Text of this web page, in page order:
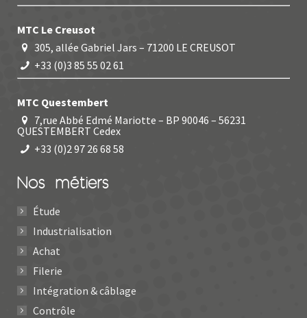
MTC Le Creusot
305, allée Gabriel Jars – 71200 LE CREUSOT
+33 (0)3 85 55 02 61
MTC Questembert
7,rue Abbé Edmé Mariotte – BP 90046 – 56231
QUESTEMBERT Cedex
+33 (0)2 97 26 68 58
Nos métiers
Étude
Industrialisation
Achat
Filerie
Intégration & câblage
Contrôle